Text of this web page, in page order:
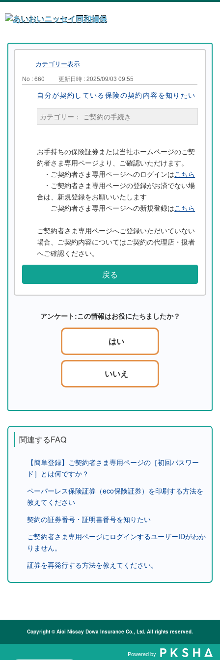
カテゴリー表示
No : 660 更新日時 : 2025/09/03 09:55
自分が契約している保険の契約内容を知りたい
カテゴリー： ご契約の手続き
お手持ちの保険証券または当社ホームページのご契
約者さま専用ページより、ご確認いただけます。
・ご契約者さま専用ページへのログインはこちら
・ご契約者さま専用ページの登録がお済でない場
合は、新規登録をお願いいたします
ご契約者さま専用ページへの新規登録はこちら
ご契約者さま専用ページへご登録いただいていない
場合、ご契約内容についてはご契約の代理店・扱者
へご確認ください。
戻る
アンケート:この情報はお役にたちましたか？
はい
いいえ
関連するFAQ
【簡単登録】ご契約者さま専用ページの［初回パスワー
ド］とは何ですか？
ペーパーレス保険証券（eco保険証券）を印刷する方法を
教えてください
契約の証券番号・証明書番号を知りたい
ご契約者さま専用ページにログインするユーザーIDがわか
りません。
証券を再発行する方法を教えてください。
Copyright © Aioi Nissay Dowa Insurance Co., Ltd. All rights reserved.
Powered by